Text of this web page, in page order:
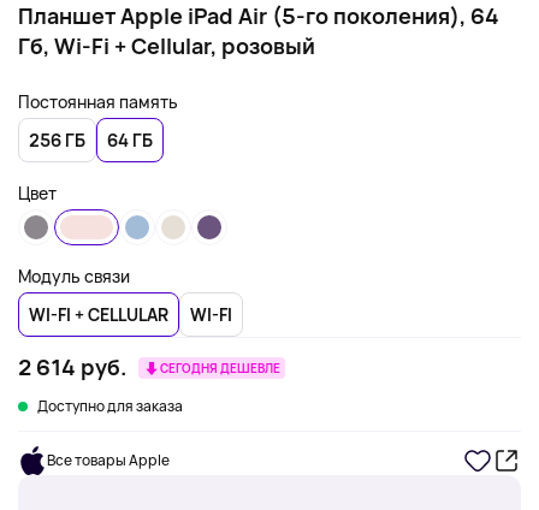
Планшет Apple iPad Air (5-го поколения), 64
Гб, Wi-Fi + Cellular, розовый
Постоянная память
256 ГБ
64 ГБ
Цвет
Модуль связи
WI-FI + CELLULAR
WI-FI
2 614 руб. СЕГОДНЯ ДЕШЕВЛЕ
Доступно для заказа
Все товары Apple